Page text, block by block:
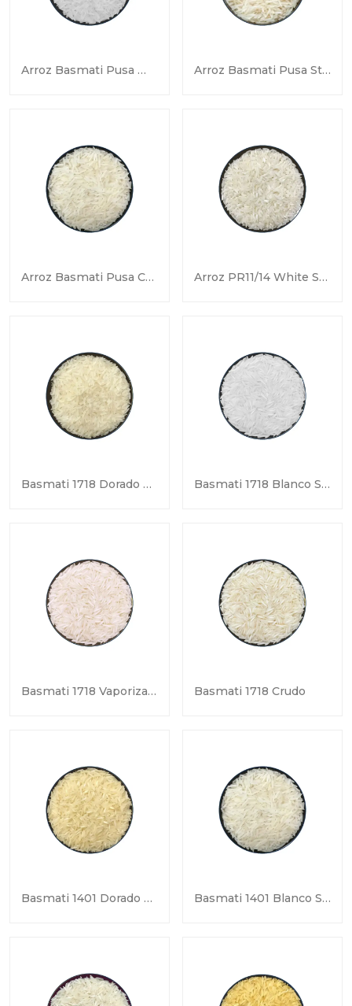
Arroz Basmati Pusa White Sella Arroz Basmati Pusa Steam
Arroz Basmati Pusa Crudo Arroz PR11/14 White Sella
Basmati 1718 Dorado Sella Basmati 1718 Blanco Sella
Basmati 1718 Vaporizado Basmati 1718 Crudo
Basmati 1401 Dorado Sella Basmati 1401 Blanco Sella